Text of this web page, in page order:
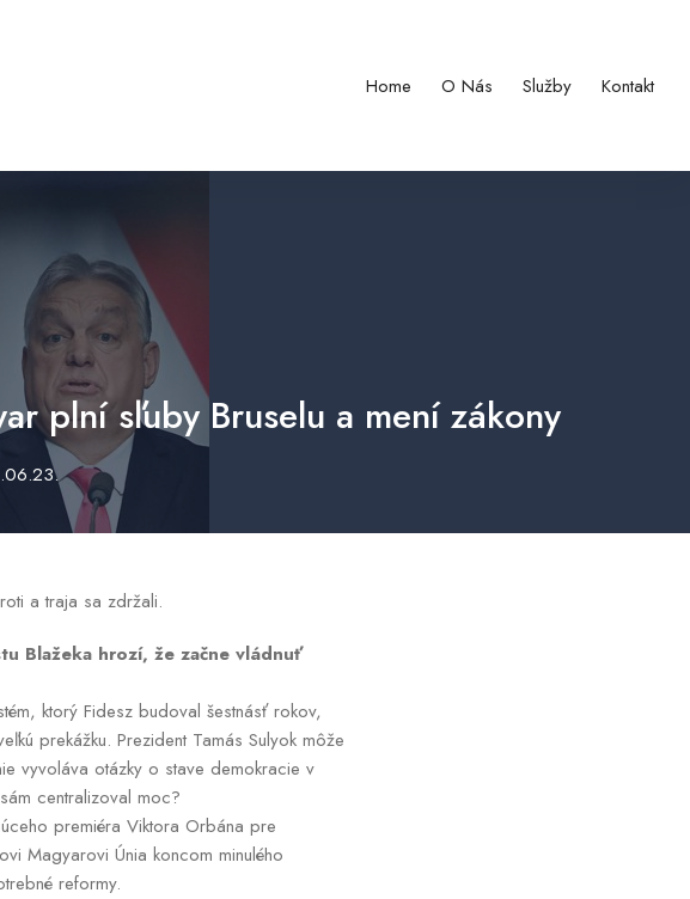
Home O Nás Služby Kontakt
plní sľuby Bruselu a mení zákony
a traja sa zdržali.
Blažeka hrozí, že začne vládnuť
ktorý Fidesz budoval šestnásť rokov,
prekážku. Prezident Tamás Sulyok môže
vyvoláva otázky o stave demokracie v
centralizoval moc?
premiéra Viktora Orbána pre
Magyarovi Únia koncom minulého
reformy.